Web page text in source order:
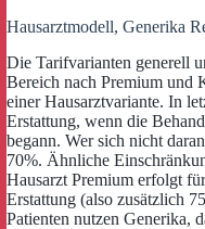
Hausarztmodell, Generika
Die Tarifvarianten generell
Bereich nach Premium und
einer Hausarztvariante. In
Erstattung, wenn die
begann. Wer sich nicht
70%. Ähnliche
Hausarzt Premium erfolgt
Erstattung (also zusätzlich
Patienten nutzen Generika,